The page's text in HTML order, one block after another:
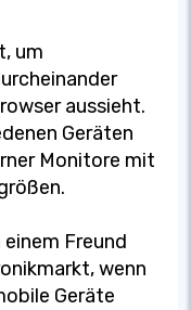
um
aussieht.
Geräten
Monitore mit
Freund
wenn
Geräte